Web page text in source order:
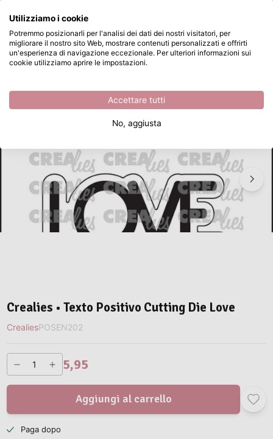
Passa al contenuto principale
Disponibile da magazzino Crealies • Texto Positivo Cutting Die Love
/ Altre Fustelle da Taglio /
Crealies • Texto Positivo Cutting Die Love
CrealiesPOSEN202
5,95
Aggiungi al carrello
Paga dopo
Cosa stai cercando?
Utilizziamo i cookie
Potremmo posizionarli per l'analisi dei dati dei nostri visitatori, per
migliorare il nostro sito Web, mostrare contenuti personalizzati e offrirti
un'esperienza di navigazione eccezionale. Per ulteriori informazioni sui
cookie utilizziamo aprire le impostazioni.
Accettare tutti
No, aggiusta